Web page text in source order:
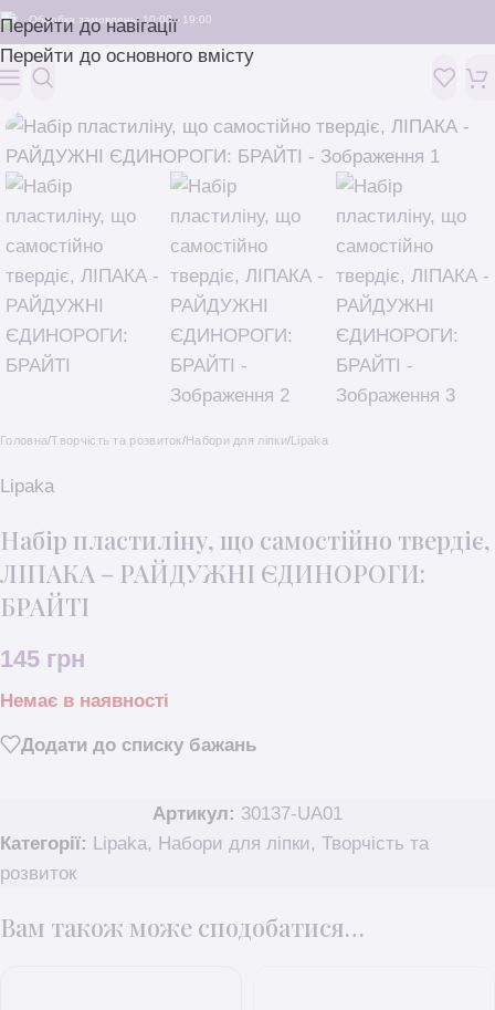
Перейти до навігації
Перейти до основного вмісту
Обробка замовлень: 10:00 - 19:00
Головна/Творчість та розвиток/Набори для ліпки/Lipaka
Lipaka
Набір пластиліну, що самостійно твердіє,
ЛІПАКА – РАЙДУЖНІ ЄДИНОРОГИ:
БРАЙТІ
145 грн
Немає в наявності
Додати до списку бажань
Артикул: 30137-UA01
Категорії: Lipaka, Набори для ліпки, Творчість та
розвиток
Вам також може сподобатися…